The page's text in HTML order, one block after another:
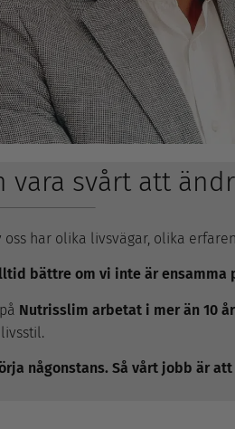
vara svårt att
oss har olika livsvägar, olika
bättre om vi inte är ensamma
Nutrisslim arbetat i mer än 10 år
någonstans. Så vårt jobb är